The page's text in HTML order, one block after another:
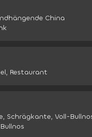
China
Restaurant
Schrägkante, Voll-